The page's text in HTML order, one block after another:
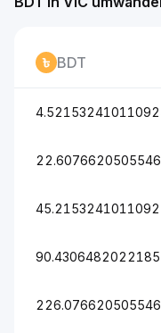
BDT
90.4306482022185